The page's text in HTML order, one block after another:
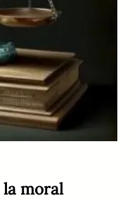
moral